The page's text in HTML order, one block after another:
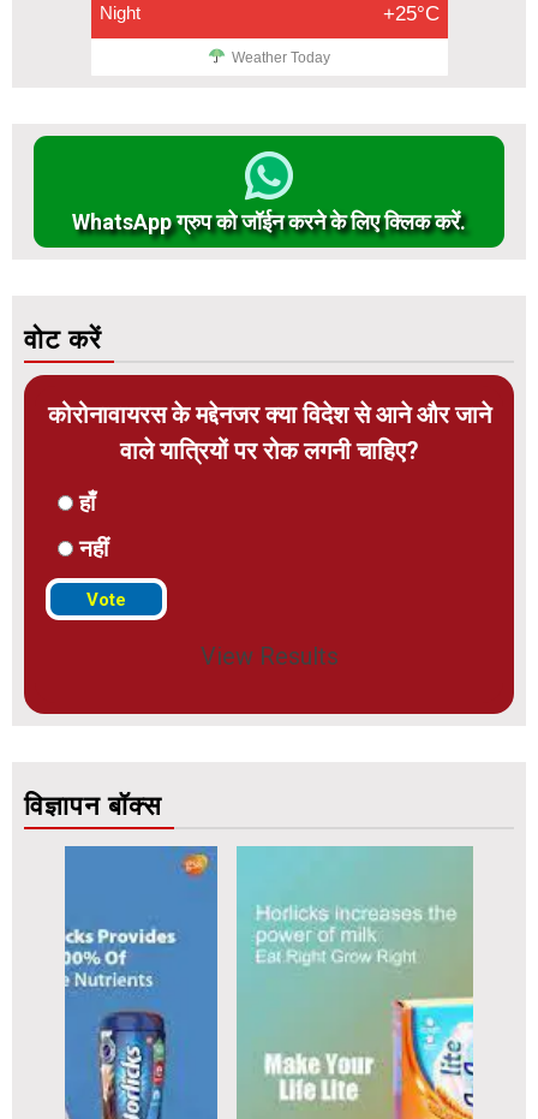
Night +25°C
Weather Today
WhatsApp ग्रुप को जॉईन करने के लिए क्लिक करें.
वोट करें
कोरोनावायरस के मद्देनजर क्या विदेश से आने और जाने
वाले यात्रियों पर रोक लगनी चाहिए?
हाँ
नहीं
View Results
विज्ञापन बॉक्स